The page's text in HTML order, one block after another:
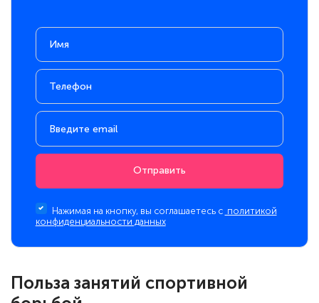
Отправить
Нажимая на кнопку, вы соглашаетесь с политикой
конфиденциальности данных
Польза занятий спортивной